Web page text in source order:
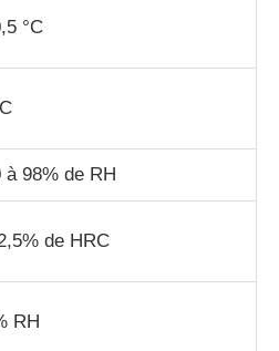
et d'humidité
dureté
°C
à 98% de RH
de HRC
RH